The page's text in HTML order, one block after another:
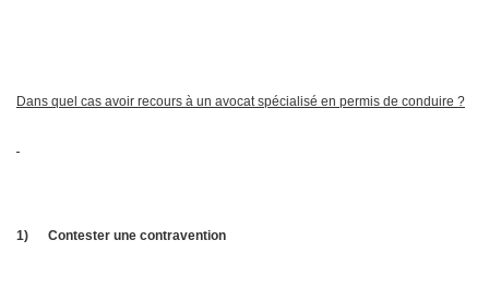
Dans quel cas avoir recours à un avocat spécialisé en permis de conduire ?
1) Contester une contravention